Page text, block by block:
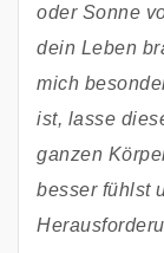
oder Sonne
dein Leben
mich
ist, lasse
ganzen
besser fühlst